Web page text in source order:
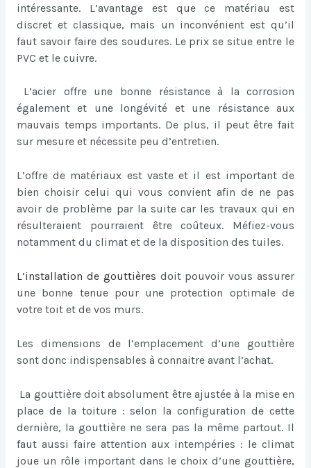
intéressante. L’avantage est que ce matériau est
discret et classique, mais un inconvénient est qu’il
faut savoir faire des soudures. Le prix se situe entre le
PVC et le cuivre.
L’acier offre une bonne résistance à la corrosion
également et une longévité et une résistance aux
mauvais temps importants. De plus, il peut être fait
sur mesure et nécessite peu d’entretien.
L’offre de matériaux est vaste et il est important de
bien choisir celui qui vous convient afin de ne pas
avoir de problème par la suite car les travaux qui en
résulteraient pourraient être coûteux. Méfiez-vous
notamment du climat et de la disposition des tuiles.
L’installation de gouttières doit pouvoir vous assurer
une bonne tenue pour une protection optimale de
votre toit et de vos murs.
Les dimensions de l’emplacement d’une gouttière
sont donc indispensables à connaitre avant l’achat.
La gouttière doit absolument être ajustée à la mise en
place de la toiture : selon la configuration de cette
dernière, la gouttière ne sera pas la même partout. Il
faut aussi faire attention aux intempéries : le climat
joue un rôle important dans le choix d’une gouttière,